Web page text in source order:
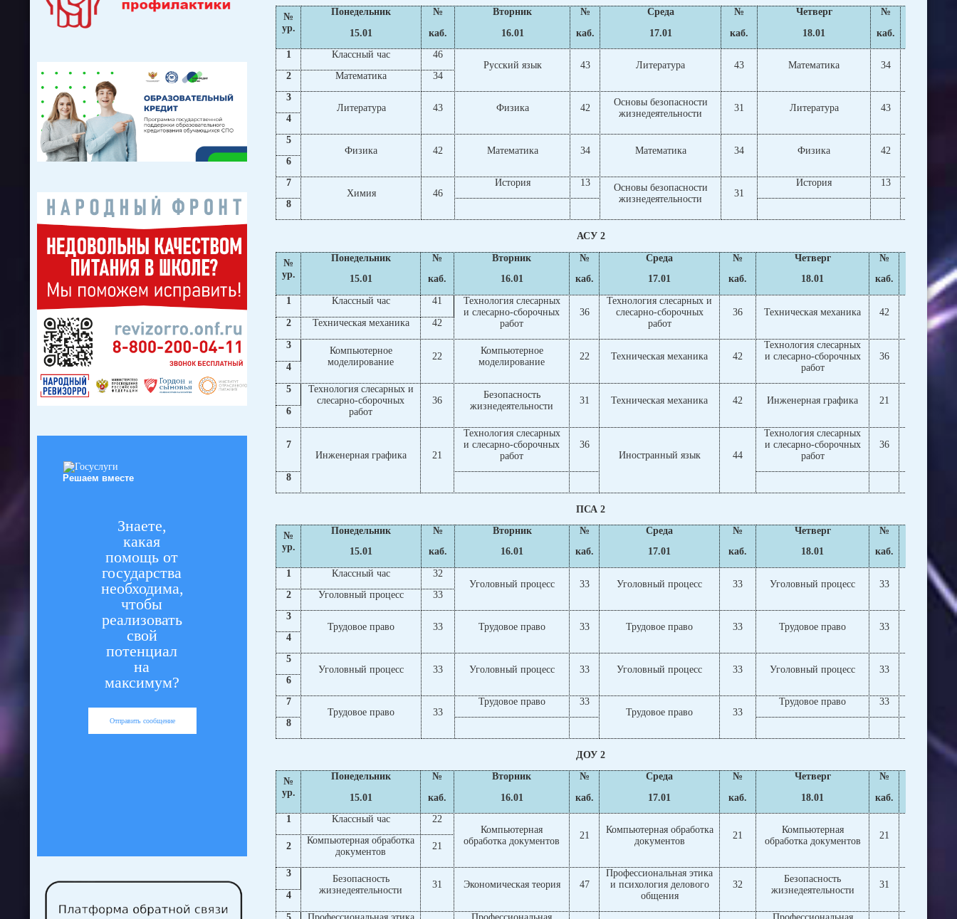
Решаем вместе
Знаете,
какая
помощь от
государства
необходима,
чтобы
реализовать
свой
потенциал
на
максимум?
Отправить сообщение
№
ур.
Понедельник
15.01
№
каб.
Вторник
16.01
№
каб.
Среда
17.01
№
каб.
Четверг
18.01
№
каб.
1 Классный час
46
Русский язык
43 Литература 43 Математика 34
2
Математика
34
3
Литература
43 Физика 42
Основы безопасности
жизнедеятельности
31 Литература 43
4
5
Физика
42 Математика 34 Математика 34 Физика 42
6
7
Химия
46
История 13
Основы безопасности
жизнедеятельности
31
История 13
8
АСУ 2
№
ур.
Понедельник
15.01
№
каб.
Вторник
16.01
№
каб.
Среда
17.01
№
каб.
Четверг
18.01
№
каб.
1 Классный час 41
Технология слесарных
и слесарно-сборочных
работ
36
Технология слесарных и
слесарно-сборочных
работ
36 Техническая механика 42
2
Техническая механика 42
3
Компьютерное
моделирование
22
Компьютерное
моделирование
22 Техническая механика 42
Технология слесарных
и слесарно-сборочных
работ
36
4
5
Технология слесарных и
слесарно-сборочных
работ
36
Безопасность
жизнедеятельности
31 Техническая механика 42 Инженерная графика 21
6
7
Инженерная графика
21
Технология слесарных
и слесарно-сборочных
работ
36
Иностранный язык
44
Технология слесарных
и слесарно-сборочных
работ
36
8
ПСА 2
№
ур.
Понедельник
15.01
№
каб.
Вторник
16.01
№
каб.
Среда
17.01
№
каб.
Четверг
18.01
№
каб.
1 Классный час
32
Уголовный процесс
33 Уголовный процесс 33 Уголовный процесс 33
2
Уголовный процесс
33
3
Трудовое право
33 Трудовое право 33 Трудовое право 33 Трудовое право 33
4
5
Уголовный процесс
33 Уголовный процесс 33 Уголовный процесс 33 Уголовный процесс 33
6
7
Трудовое право
33
Трудовое право
33
Трудовое право
33
Трудовое право 33
8
ДОУ 2
№
ур.
Понедельник
15.01
№
каб.
Вторник
16.01
№
каб.
Среда
17.01
№
каб.
Четверг
18.01
№
каб.
1 Классный час
22
Компьютерная
обработка документов
21
Компьютерная обработка
документов
21
Компьютерная
обработка документов
21
2
Компьютерная обработка
документов
21
3
Безопасность
жизнедеятельности
31 Экономическая теория 47
Профессиональная этика
и психология делового
общения
32
Безопасность
жизнедеятельности
31
4